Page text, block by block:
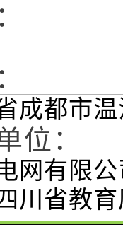
成都市
位：
网有限
川省教